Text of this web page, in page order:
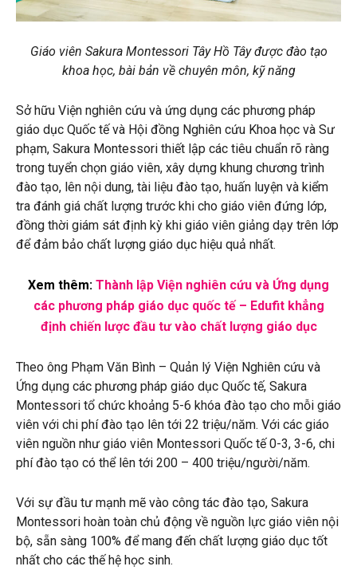
Giáo viên Sakura Montessori Tây Hồ Tây được đào tạo
khoa học, bài bản về chuyên môn, kỹ năng
Sở hữu Viện nghiên cứu và ứng dụng các phương pháp
giáo dục Quốc tế và Hội đồng Nghiên cứu Khoa học và Sư
phạm, Sakura Montessori thiết lập các tiêu chuẩn rõ ràng
trong tuyển chọn giáo viên, xây dựng khung chương trình
đào tạo, lên nội dung, tài liệu đào tạo, huấn luyện và kiểm
tra đánh giá chất lượng trước khi cho giáo viên đứng lớp,
đồng thời giám sát định kỳ khi giáo viên giảng dạy trên lớp
để đảm bảo chất lượng giáo dục hiệu quả nhất.
Xem thêm: Thành lập Viện nghiên cứu và Ứng dụng
các phương pháp giáo dục quốc tế – Edufit khẳng
định chiến lược đầu tư vào chất lượng giáo dục
Theo ông Phạm Văn Bình – Quản lý Viện Nghiên cứu và
Ứng dụng các phương pháp giáo dục Quốc tế, Sakura
Montessori tổ chức khoảng 5-6 khóa đào tạo cho mỗi giáo
viên với chi phí đào tạo lên tới 22 triệu/năm. Với các giáo
viên nguồn như giáo viên Montessori Quốc tế 0-3, 3-6, chi
phí đào tạo có thể lên tới 200 – 400 triệu/người/năm.
Với sự đầu tư mạnh mẽ vào công tác đào tạo, Sakura
Montessori hoàn toàn chủ động về nguồn lực giáo viên nội
bộ, sẵn sàng 100% để mang đến chất lượng giáo dục tốt
nhất cho các thế hệ học sinh.